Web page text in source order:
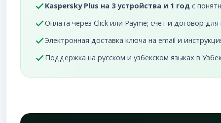
Kaspersky Plus на 3 устройства и 1 год с
Оплата через Click или Payme; счёт и договор
Электронная доставка ключа на email и
Поддержка на русском и узбекском языках в